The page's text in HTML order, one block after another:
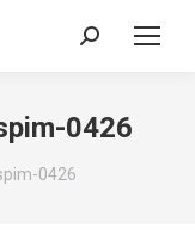
Search:
0426
0426